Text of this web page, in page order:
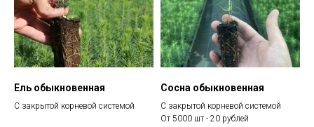
Ель обыкновенная
С закрытой корневой системой
Сосна обыкновенная
С закрытой корневой системой
От 5000 шт - 20 рублей